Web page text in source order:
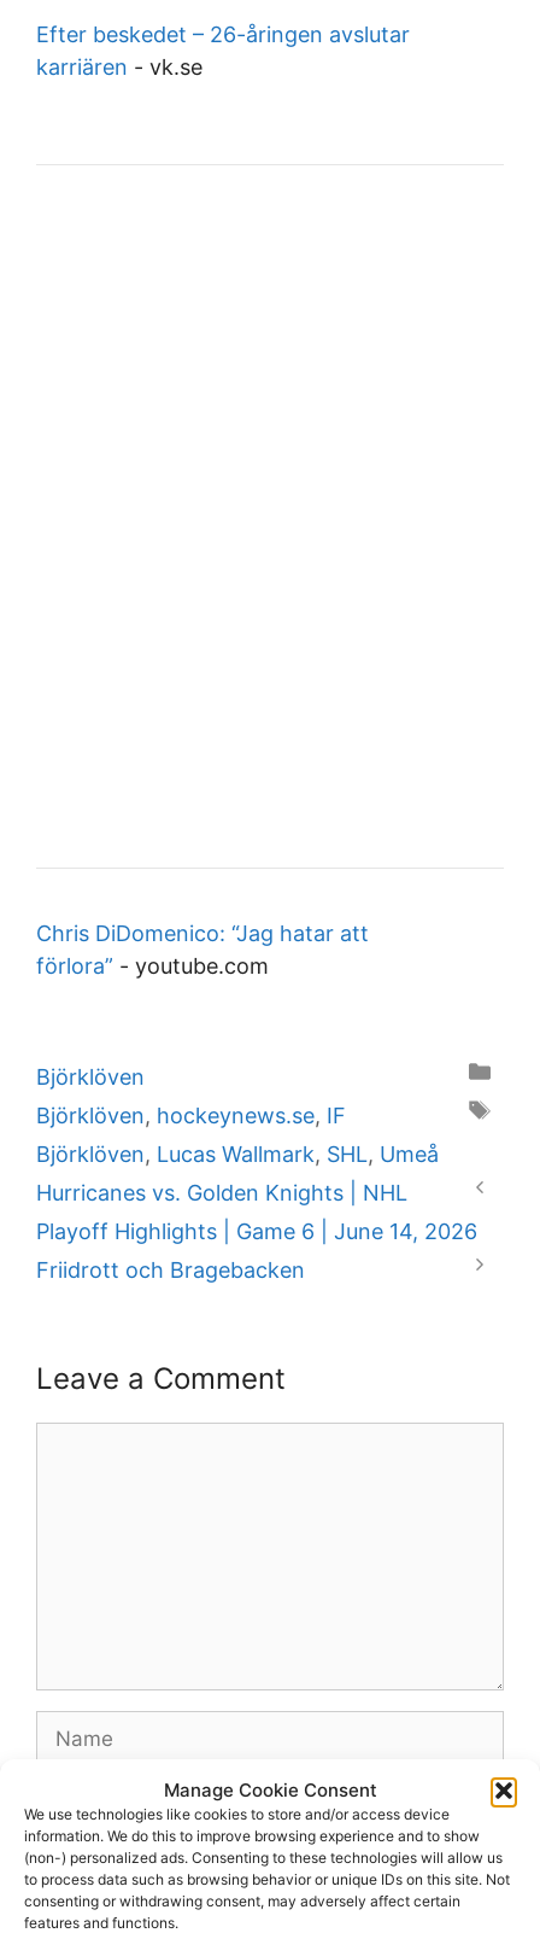
Manage Cookie Consent
We use technologies like cookies to store and/or access device
information. We do this to improve browsing experience and to show
(non-) personalized ads. Consenting to these technologies will allow us
to process data such as browsing behavior or unique IDs on this site. Not
consenting or withdrawing consent, may adversely affect certain
features and functions.
Efter beskedet – 26-åringen avslutar
karriären - vk.se
Chris DiDomenico: “Jag hatar att
förlora” - youtube.com
Categories
Björklöven
Tags
Björklöven, hockeynews.se, IF
Björklöven, Lucas Wallmark, SHL, Umeå
Hurricanes vs. Golden Knights | NHL
Playoff Highlights | Game 6 | June 14, 2026
Friidrott och Bragebacken
Leave a Comment
Name
Website